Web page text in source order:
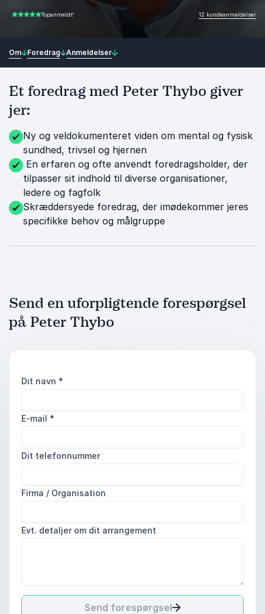
4.83 ud af 5Topanmeldt! 12 kundeanmeldelser
Om Foredrag Anmeldelser
Et foredrag med Peter Thybo giver
jer:
Ny og veldokumenteret viden om mental og fysisk
sundhed, trivsel og hjernen
En erfaren og ofte anvendt foredragsholder, der
tilpasser sit indhold til diverse organisationer,
ledere og fagfolk
Skræddersyede foredrag, der imødekommer jeres
specifikke behov og målgruppe
Send en uforpligtende forespørgsel
på Peter Thybo
Dit navn *
E-mail *
Dit telefonnummer
Firma / Organisation
Evt. detaljer om dit arrangement
Send forespørgsel